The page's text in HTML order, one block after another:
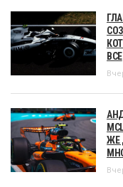
ВСЕ
ЖЕ